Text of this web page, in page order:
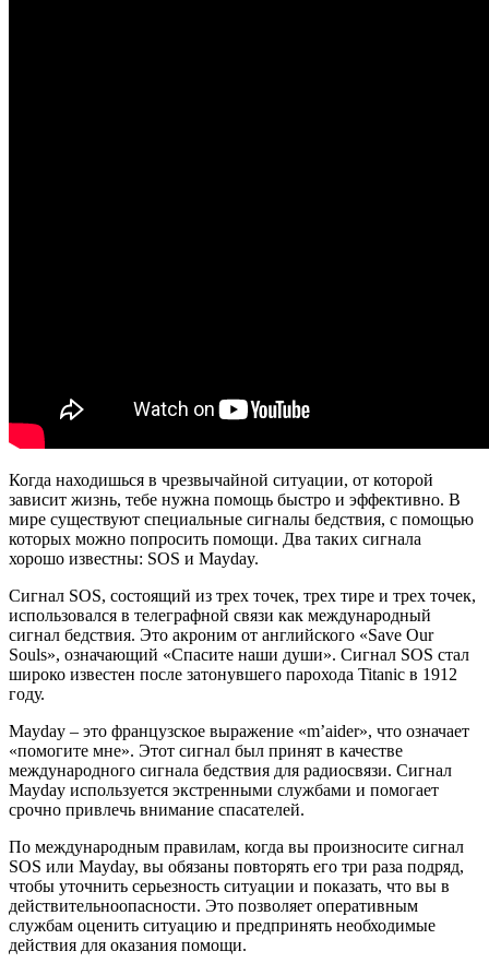
Когда находишься в чрезвычайной ситуации, от которой
зависит жизнь, тебе нужна помощь быстро и эффективно. В
мире существуют специальные сигналы бедствия, с помощью
которых можно попросить помощи. Два таких сигнала
хорошо известны: SOS и Mayday.
Сигнал SOS, состоящий из трех точек, трех тире и трех точек,
использовался в телеграфной связи как международный
сигнал бедствия. Это акроним от английского «Save Our
Souls», означающий «Спасите наши души». Сигнал SOS стал
широко известен после затонувшего парохода Titanic в 1912
году.
Mayday – это французское выражение «m’aider», что означает
«помогите мне». Этот сигнал был принят в качестве
международного сигнала бедствия для радиосвязи. Сигнал
Mayday используется экстренными службами и помогает
срочно привлечь внимание спасателей.
По международным правилам, когда вы произносите сигнал
SOS или Mayday, вы обязаны повторять его три раза подряд,
чтобы уточнить серьезность ситуации и показать, что вы в
действительноопасности. Это позволяет оперативным
службам оценить ситуацию и предпринять необходимые
действия для оказания помощи.